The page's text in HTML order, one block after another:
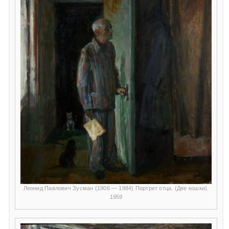
Леонид Павлович Зусман (1906 — 1984) Портрет отца. (Две кошки).
1959